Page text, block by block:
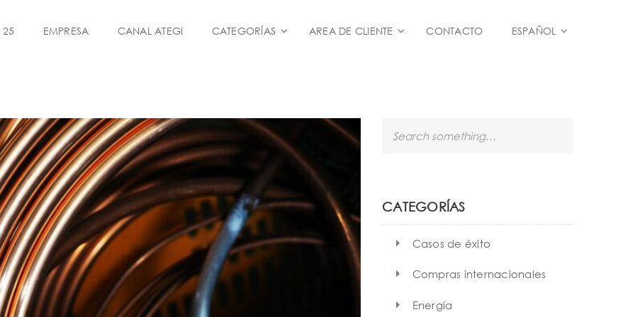
25 EMPRESA CANAL ATEGI CATEGORÍAS AREA DE CLIENTE CONTACTO ESPAÑOL
h
CATEGORÍAS
Casos de éxito
Compras internacionales
Energía